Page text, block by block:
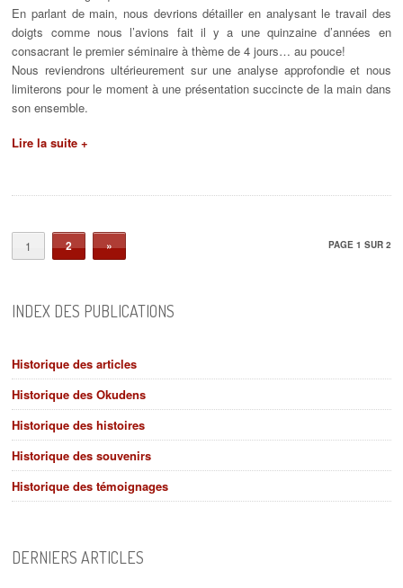
En parlant de main, nous devrions détailler en analysant le travail des
doigts comme nous l’avions fait il y a une quinzaine d’années en
consacrant le premier séminaire à thème de 4 jours… au pouce!
Nous reviendrons ultérieurement sur une analyse approfondie et nous
limiterons pour le moment à une présentation succincte de la main dans
son ensemble.
Lire la suite +
PAGE 1 SUR 2
1 2 »
INDEX DES PUBLICATIONS
Historique des articles
Historique des Okudens
Historique des histoires
Historique des souvenirs
Historique des témoignages
DERNIERS ARTICLES